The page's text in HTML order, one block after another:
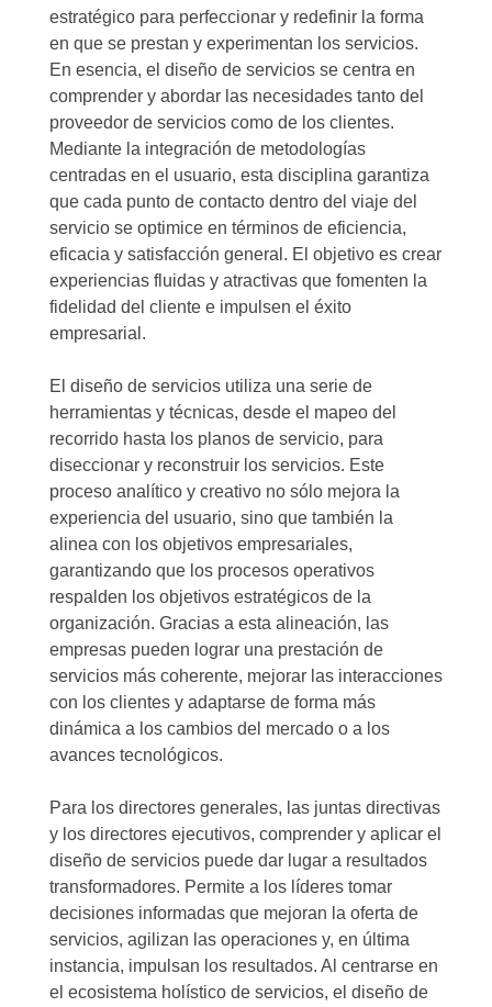
estratégico para perfeccionar y redefinir la forma
en que se prestan y experimentan los servicios.
En esencia, el diseño de servicios se centra en
comprender y abordar las necesidades tanto del
proveedor de servicios como de los clientes.
Mediante la integración de metodologías
centradas en el usuario, esta disciplina garantiza
que cada punto de contacto dentro del viaje del
servicio se optimice en términos de eficiencia,
eficacia y satisfacción general. El objetivo es crear
experiencias fluidas y atractivas que fomenten la
fidelidad del cliente e impulsen el éxito
empresarial.
El diseño de servicios utiliza una serie de
herramientas y técnicas, desde el mapeo del
recorrido hasta los planos de servicio, para
diseccionar y reconstruir los servicios. Este
proceso analítico y creativo no sólo mejora la
experiencia del usuario, sino que también la
alinea con los objetivos empresariales,
garantizando que los procesos operativos
respalden los objetivos estratégicos de la
organización. Gracias a esta alineación, las
empresas pueden lograr una prestación de
servicios más coherente, mejorar las interacciones
con los clientes y adaptarse de forma más
dinámica a los cambios del mercado o a los
avances tecnológicos.
Para los directores generales, las juntas directivas
y los directores ejecutivos, comprender y aplicar el
diseño de servicios puede dar lugar a resultados
transformadores. Permite a los líderes tomar
decisiones informadas que mejoran la oferta de
servicios, agilizan las operaciones y, en última
instancia, impulsan los resultados. Al centrarse en
el ecosistema holístico de servicios, el diseño de